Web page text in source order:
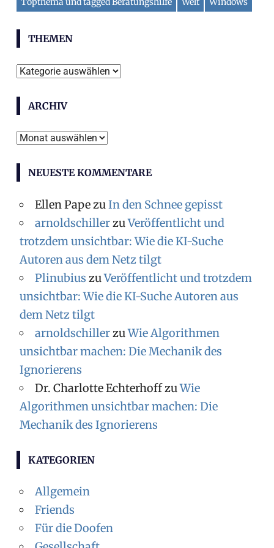
THEMEN
T
e
n
ARCHIV
A
i
v
NEUESTE KOMMENTARE
Ellen PapezuIn den Schnee gepisst
arnoldschillerzuVeröffentlicht und
trotzdem unsichtbar: Wie die KI-Suche
Autoren aus dem Netz tilgt
Plinubius zuVeröffentlicht und trotzdem
unsichtbar: Wie die KI-Suche Autoren aus
dem Netz tilgt
arnoldschillerzuWie Algorithmen
unsichtbar machen: Die Mechanik des
Ignorierens
Dr. Charlotte EchterhoffzuWie
Algorithmen unsichtbar machen: Die
Mechanik des Ignorierens
KATEGORIEN
Allgemein
Friends
Für die Doofen